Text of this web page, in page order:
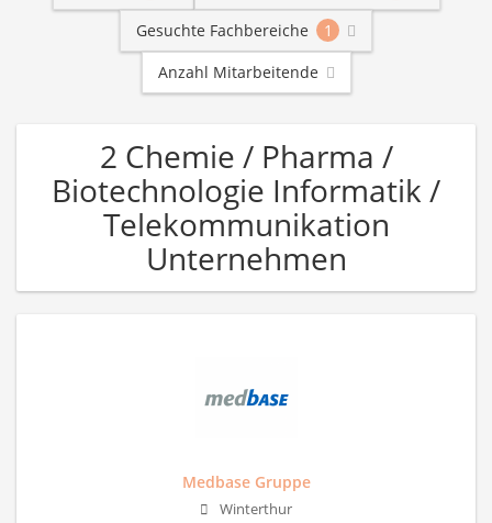
Gesuchte Fachbereiche
1
Anzahl Mitarbeitende
2 Chemie / Pharma /
Biotechnologie Informatik /
Telekommunikation
Unternehmen
Medbase Gruppe
Winterthur